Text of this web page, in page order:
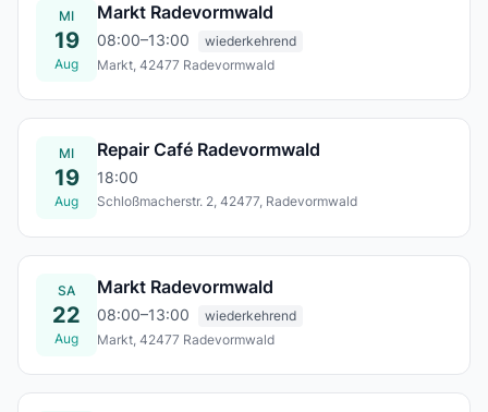
MI
19
Aug
Markt Radevormwald
08:00–13:00
wiederkehrend
Markt, 42477 Radevormwald
MI
19
Aug
Repair Café Radevormwald
18:00
Schloßmacherstr. 2, 42477, Radevormwald
SA
22
Aug
Markt Radevormwald
08:00–13:00
wiederkehrend
Markt, 42477 Radevormwald